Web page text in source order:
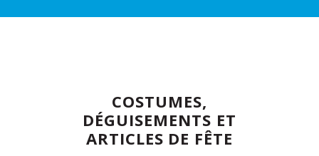
COSTUMES,
DÉGUISEMENTS ET
ARTICLES DE FÊTE